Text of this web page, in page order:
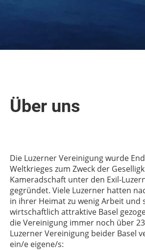
Über uns
Die Luzerner Vereinigung wurde
Weltkrieges zum Zweck der
Kameradschaft unter den Exil-
gegründet. Viele Luzerner hatten
in ihrer Heimat zu wenig Arbeit und
wirtschaftlich attraktive Basel
die Vereinigung immer noch über
Luzerner Vereinigung beider Basel
ein/e eigene/s: